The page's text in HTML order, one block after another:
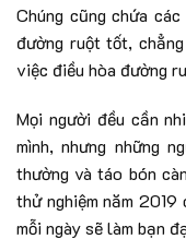
Chúng cũng chứa
đường ruột tốt,
việc điều hòa đường
Mọi người đều cần
mình, nhưng những
thường và táo bón
thử nghiệm năm
mỗi ngày sẽ làm bạn